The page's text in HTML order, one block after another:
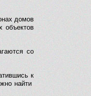
домов
объектов
со
к
найти